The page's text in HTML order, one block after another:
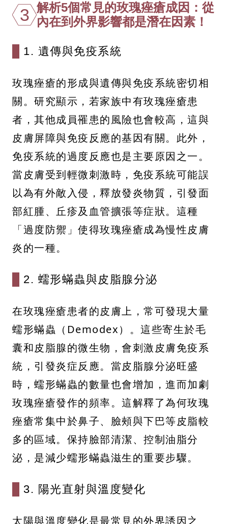
3 解析5個常見的玫瑰痤瘡成因：從
內在到外界影響都是潛在因素！
1. 遺傳與免疫系統
玫瑰痤瘡的形成與遺傳與免疫系統密切相
關。研究顯示，若家族中有玫瑰痤瘡患
者，其他成員罹患的風險也會較高，這與
皮膚屏障與免疫反應的基因有關。此外，
免疫系統的過度反應也是主要原因之一。
當皮膚受到輕微刺激時，免疫系統可能誤
以為有外敵入侵，釋放發炎物質，引發面
部紅腫、丘疹及血管擴張等症狀。這種
「過度防禦」使得玫瑰痤瘡成為慢性皮膚
炎的一種。
2. 蠕形蟎蟲與皮脂腺分泌
在玫瑰痤瘡患者的皮膚上，常可發現大量
蠕形蟎蟲（Demodex）。這些寄生於毛
囊和皮脂腺的微生物，會刺激皮膚免疫系
統，引發炎症反應。當皮脂腺分泌旺盛
時，蠕形蟎蟲的數量也會增加，進而加劇
玫瑰痤瘡發作的頻率。這解釋了為何玫瑰
痤瘡常集中於鼻子、臉頰與下巴等皮脂較
多的區域。保持臉部清潔、控制油脂分
泌，是減少蠕形蟎蟲滋生的重要步驟。
3. 陽光直射與溫度變化
太陽與溫度變化是最常見的外界誘因之